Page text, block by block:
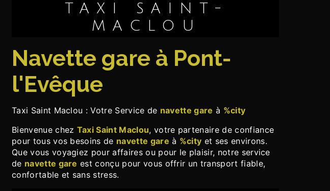
TAXI SAINT-
MACLOU
navette gare à Pont-
l'Evêque
Taxi Saint Maclou : Votre Service de navette gare à %city
Bienvenue chez Taxi Saint Maclou, votre partenaire de confiance
pour tous vos besoins de navette gare à %city et ses environs.
Que vous voyagiez pour affaires ou pour le plaisir, notre service
de navette gare est conçu pour vous offrir un transport fiable,
confortable et sans stress.